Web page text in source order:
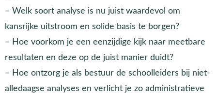
– Welk soort analyse is nu juist waardevol om
kansrijke uitstroom en solide basis te borgen?
– Hoe voorkom je een eenzijdige kijk naar meetbare
resultaten en deze op de juist manier duidt?
– Hoe ontzorg je als bestuur de schoolleiders bij niet-
alledaagse analyses en verlicht je zo administratieve